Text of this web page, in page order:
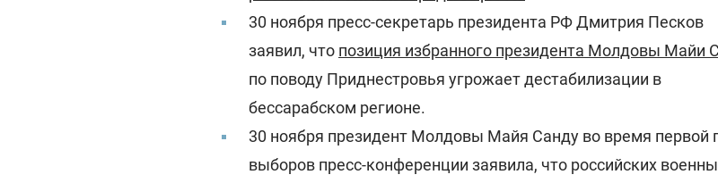
30 ноября пресс-секретарь президента РФ Дмитрия Песков
заявил, что позиция избранного президента Молдовы Майи
по поводу Приднестровья угрожает дестабилизации в
бессарабском регионе.
30 ноября президент Молдовы Майя Санду во время первой
выборов пресс-конференции заявила, что российских